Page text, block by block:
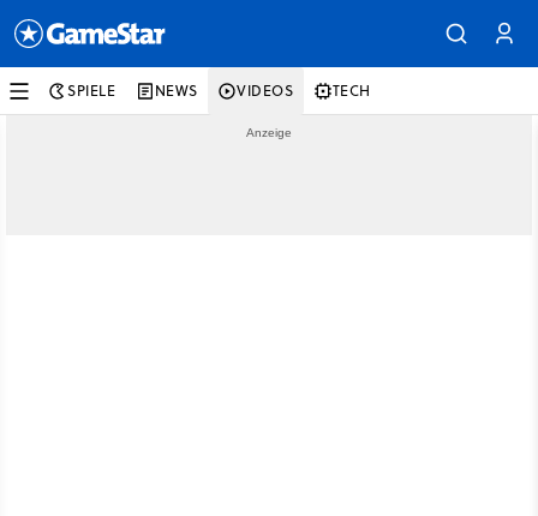
SPIELE NEWS VIDEOS TECH